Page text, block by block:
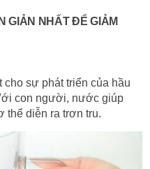
GIẢN NHẤT ĐỂ GIẢM
sự phát triển của hầu
con người, nước giúp
thể diễn ra trơn tru.